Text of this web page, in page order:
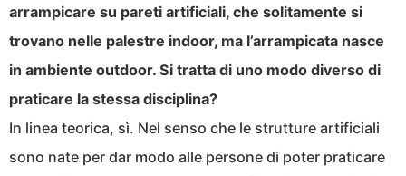
arrampicare su pareti artificiali, che solitamente si
trovano nelle palestre indoor, ma l’arrampicata nasce
in ambiente outdoor. Si tratta di uno modo diverso di
praticare la stessa disciplina?
In linea teorica, sì. Nel senso che le strutture artificiali
sono nate per dar modo alle persone di poter praticare